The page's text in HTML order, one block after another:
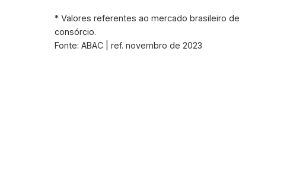
* Valores referentes ao mercado brasileiro de
consórcio.
Fonte: ABAC | ref. novembro de 2023